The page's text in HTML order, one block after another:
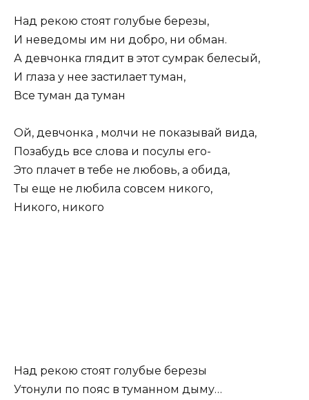
Над рекою стоят голубые березы,
И неведомы им ни добро, ни обман.
А девчонка глядит в этот сумрак белесый,
И глаза у нее застилает туман,
Все туман да туман
Ой, девчонка , молчи не показывай вида,
Позабудь все слова и посулы его-
Это плачет в тебе не любовь, а обида,
Ты еще не любила совсем никого,
Никого, никого
Над рекою стоят голубые березы
Утонули по пояс в туманном дыму…